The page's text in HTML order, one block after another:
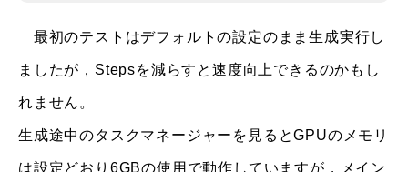
最初のテストはデフォルトの設定のまま生成実行し
ましたが，Stepsを減らすと速度向上できるのかもし
れません。
生成途中のタスクマネージャーを見るとGPUのメモリ
は設定どおり6GBの使用で動作していますが，メイン